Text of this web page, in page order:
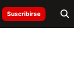
Suscribirse